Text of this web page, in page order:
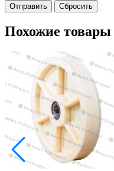
Сбросить
Похожие товары